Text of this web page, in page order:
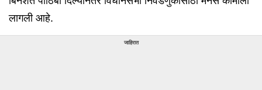
लागली आहे.
जाहिरात